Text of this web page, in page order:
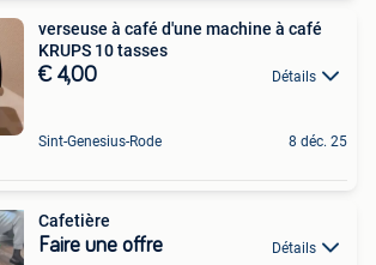
verseuse à café d'une machine à café
KRUPS 10 tasses
€ 4,00 Détails
Sint-Genesius-Rode 8 déc. 25
Cafetière
Faire une offre Détails